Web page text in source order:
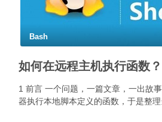
Bash
如何在远程主机执行函数？
1 前言 一个问题，一篇文章，一出故
器执行本地脚本定义的函数，于是整